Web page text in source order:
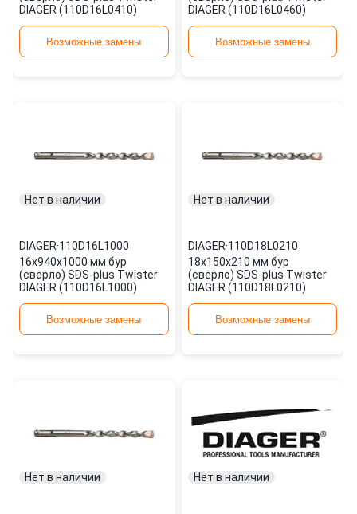
DIAGER (110D16L0410)
Возможные замены
DIAGER (110D16L0460)
Возможные замены
Нет в наличии
DIAGER·110D16L1000
16х940х1000 мм бур
(сверло) SDS-plus Twister
DIAGER (110D16L1000)
Возможные замены
Нет в наличии
DIAGER·110D18L0210
18х150х210 мм бур
(сверло) SDS-plus Twister
DIAGER (110D18L0210)
Возможные замены
Нет в наличии Нет в наличии